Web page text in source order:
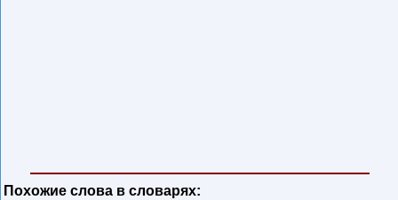
Похожие слова в словарях: